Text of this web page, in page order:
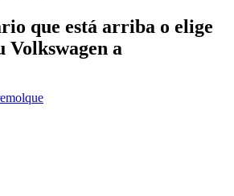
que está arriba o elige
Volkswagen a